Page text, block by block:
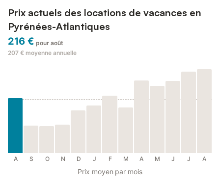
Prix actuels des locations de vacances en
Pyrénées-Atlantiques
216 € pour août
207 € moyenne annuelle
A S O N D J F M A M J J A
Prix moyen par mois